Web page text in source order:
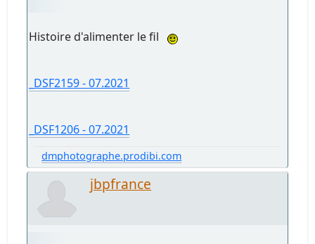
Histoire d'alimenter le fil
_DSF2159 - 07.2021
_DSF1206 - 07.2021
dmphotographe.prodibi.com
jbpfrance